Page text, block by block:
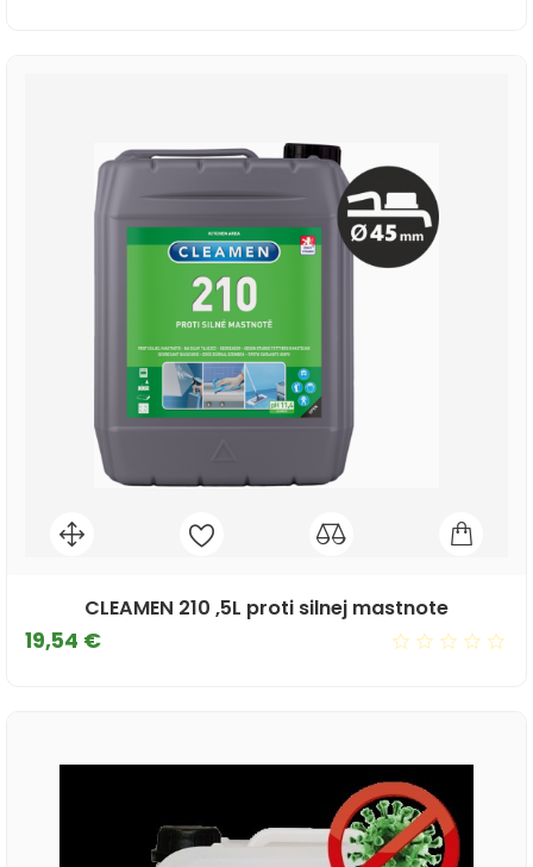
CLEAMEN 210 ,5L proti silnej mastnote
19,54 €Cena